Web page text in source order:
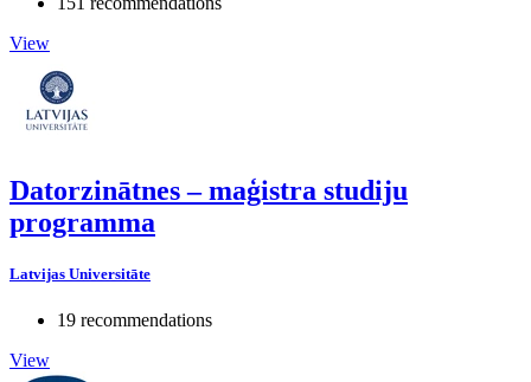
View
Datorzinātnes – maģistra studiju
programma
Latvijas Universitāte
19 recommendations
View